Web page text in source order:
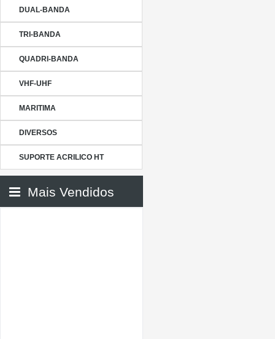
DUAL-BANDA
TRI-BANDA
QUADRI-BANDA
VHF-UHF
MARITIMA
DIVERSOS
SUPORTE ACRILICO HT
Mais Vendidos